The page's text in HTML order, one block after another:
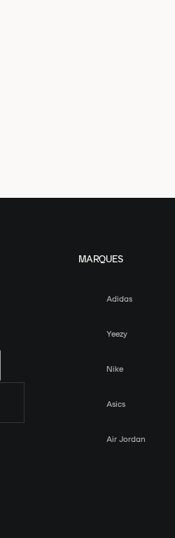
MARQUES
Adidas
Yeezy
Nike
Asics
Air Jordan